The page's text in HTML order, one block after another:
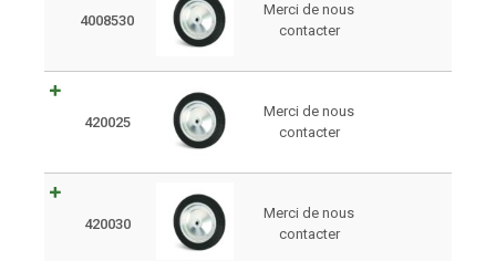
4008530
Merci de nous
contacter
420025
Merci de nous
contacter
420030
Merci de nous
contacter